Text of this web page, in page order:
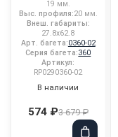
19 мм.
Выс. профиля:20 мм.
Внеш. габариты:
27.8x62.8
Арт. багета:0360-02
Серия багета:360
Артикул:
RP0290360-02
В наличии
574 ₽3 679 ₽